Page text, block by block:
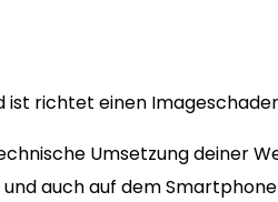
richtet einen
Umsetzung deiner
auch auf dem